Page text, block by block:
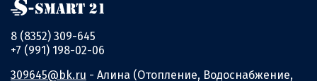
8 (8352) 309-645
+7 (991) 198-02-06
309645@bk.ru - Алина (Отопление, Водоснабжение,